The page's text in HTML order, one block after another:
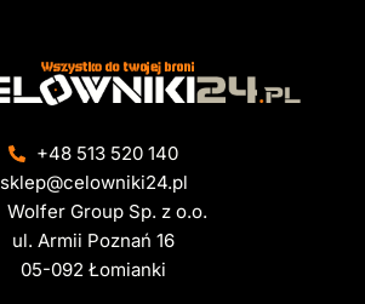
+48 513 520 140
sklep@celowniki24.pl
Wolfer Group Sp. z o.o.
ul. Armii Poznań 16
05-092 Łomianki